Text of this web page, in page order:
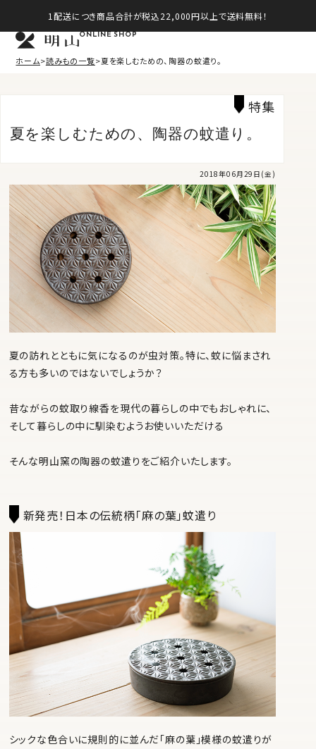
1配送につき商品合計が税込22,000円以上で送料無料！
ONLINE SHOP
ホーム 読みもの一覧 夏を楽しむための、陶器の蚊遣り。
夏を楽しむための、陶器の蚊遣り。
特集
2018年06月29日(金)
夏の訪れとともに気になるのが虫対策。特に、蚊に悩まされ
る方も多いのではないでしょうか？
昔ながらの蚊取り線香を現代の暮らしの中でもおしゃれに、
そして暮らしの中に馴染むようお使いいただける
そんな明山窯の陶器の蚊遣りをご紹介いたします。
新発売！日本の伝統柄「麻の葉」蚊遣り
シックな色合いに規則的に並んだ「麻の葉」模様の蚊遣りが